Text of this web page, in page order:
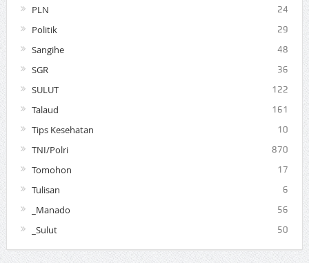
PLN 24
Politik 29
Sangihe 48
SGR 36
SULUT 122
Talaud 161
Tips Kesehatan 10
TNI/Polri 870
Tomohon 17
Tulisan 6
_Manado 56
_Sulut 50